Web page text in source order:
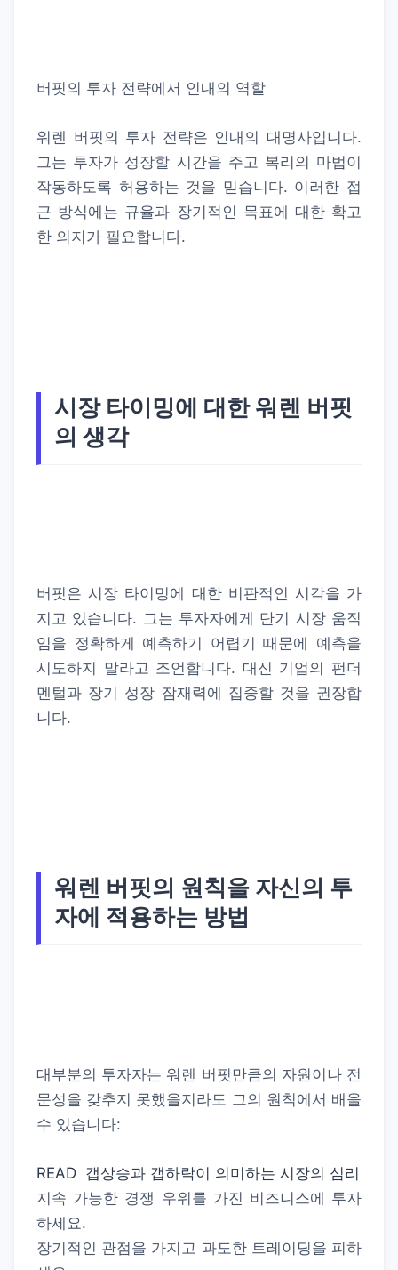
버핏의 투자 전략에서 인내의 역할
워렌 버핏의 투자 전략은 인내의 대명사입니다.
그는 투자가 성장할 시간을 주고 복리의 마법이
작동하도록 허용하는 것을 믿습니다. 이러한 접
근 방식에는 규율과 장기적인 목표에 대한 확고
한 의지가 필요합니다.
시장 타이밍에 대한 워렌 버핏
의 생각
버핏은 시장 타이밍에 대한 비판적인 시각을 가
지고 있습니다. 그는 투자자에게 단기 시장 움직
임을 정확하게 예측하기 어렵기 때문에 예측을
시도하지 말라고 조언합니다. 대신 기업의 펀더
멘털과 장기 성장 잠재력에 집중할 것을 권장합
니다.
워렌 버핏의 원칙을 자신의 투
자에 적용하는 방법
대부분의 투자자는 워렌 버핏만큼의 자원이나 전
문성을 갖추지 못했을지라도 그의 원칙에서 배울
수 있습니다:
READ 갭상승과 갭하락이 의미하는 시장의 심리
지속 가능한 경쟁 우위를 가진 비즈니스에 투자
하세요.
장기적인 관점을 가지고 과도한 트레이딩을 피하